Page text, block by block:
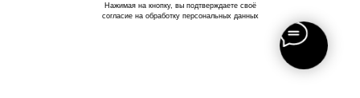
Нажимая на кнопку, вы подтверждаете своё
согласие на обработку персональных данных